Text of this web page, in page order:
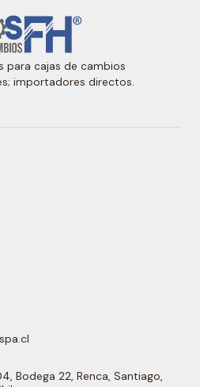
para cajas de cambios
importadores directos.
Bodega 22, Renca, Santiago,